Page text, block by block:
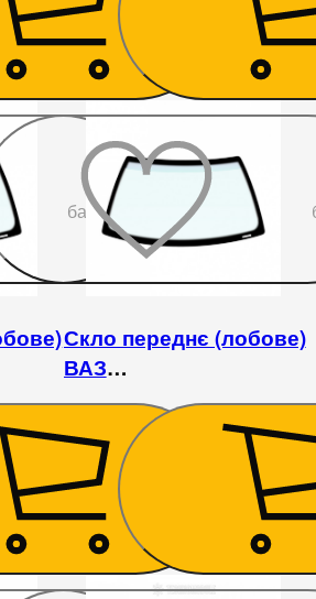
1 800
До
бажаного
Скло переднє (лобове)
ВАЗ
2110/2111/2112/2170/
/ Богдан 2110/2111/2310
3 465